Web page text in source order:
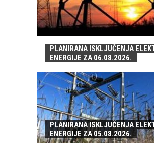
PLANIRANA ISKLJUČENJA
ENERGIJE ZA 06.08.2026.
PLANIRANA ISKLJUČENJA
ENERGIJE ZA 05.08.2026.